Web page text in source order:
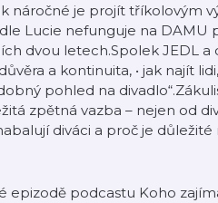
náročné je projít tříkolovým
Lucie nefunguje na DAMU
dvou letech.Spolek JEDL a
a kontinuita, • jak najít
pohled na
zpětná vazba – nejen od
diváci a proč je
podcastu Koho